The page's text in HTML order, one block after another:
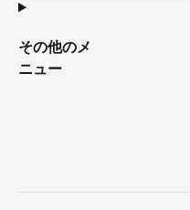
その他のメ
ニュー